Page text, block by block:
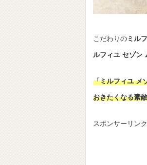
こだわりのミル
ルフィユ セゾン
「ミルフィユ メ
おきたくなる素
スポンサーリンク